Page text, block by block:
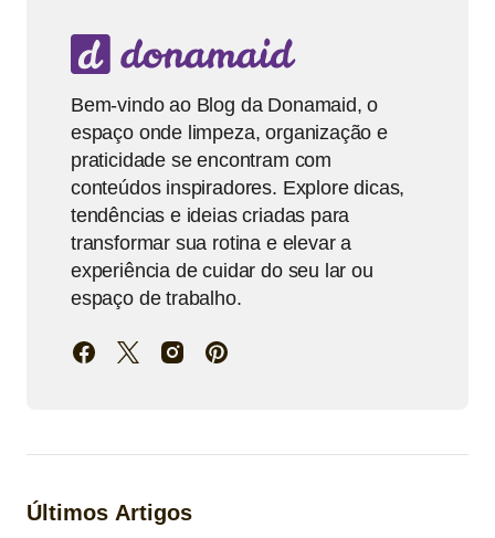
Bem-vindo ao Blog da Donamaid, o
espaço onde limpeza, organização e
praticidade se encontram com
conteúdos inspiradores. Explore dicas,
tendências e ideias criadas para
transformar sua rotina e elevar a
experiência de cuidar do seu lar ou
espaço de trabalho.
Últimos Artigos